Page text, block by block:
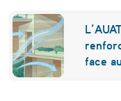
e
s
p
face